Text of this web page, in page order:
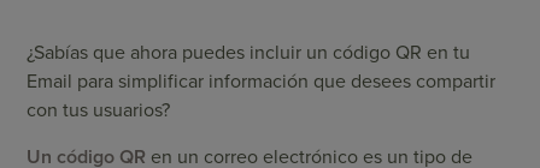
¿Sabías que ahora puedes incluir un código QR en tu
Email para simplificar información que desees compartir
con tus usuarios?
Un código QR en un correo electrónico es un tipo de